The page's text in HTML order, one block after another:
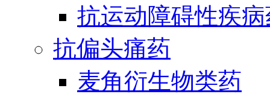
抗运动障碍性疾
抗偏头痛药
麦角衍生物类药